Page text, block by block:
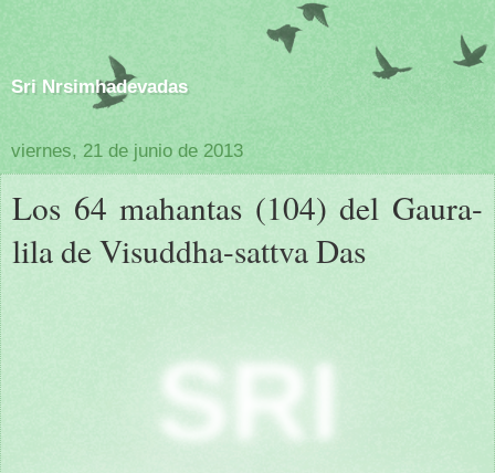
Sri Nrsimhadevadas
viernes, 21 de junio de 2013
Los 64 mahantas (104) del Gaura-
lila de Visuddha-sattva Das
SRI